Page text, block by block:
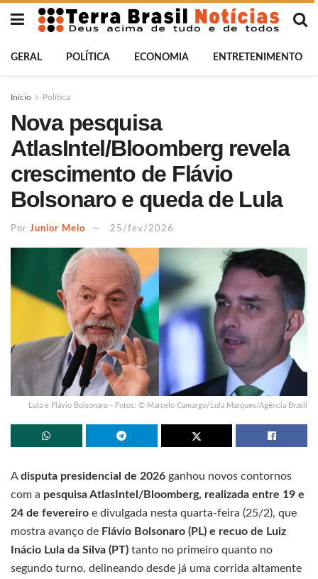
GERAL POLÍTICA ECONOMIA ENTRETENIMENTO
Início Política
Nova pesquisa
AtlasIntel/Bloomberg revela
crescimento de Flávio
Bolsonaro e queda de Lula
Por Junior Melo 25/fev/2026
Lula e Flávio Bolsonaro - Fotos: © Marcelo Camargo/Lula Marques/Agência Brasil
Adisputa presidencial de 2026 ganhou novos contornos
com a pesquisa AtlasIntel/Bloomberg, realizada entre 19 e
24 de fevereiro e divulgada nesta quarta-feira (25/2), que
mostra avanço de Flávio Bolsonaro (PL) e recuo de Luiz
Inácio Lula da Silva (PT) tanto no primeiro quanto no
segundo turno, delineando desde já uma corrida altamente